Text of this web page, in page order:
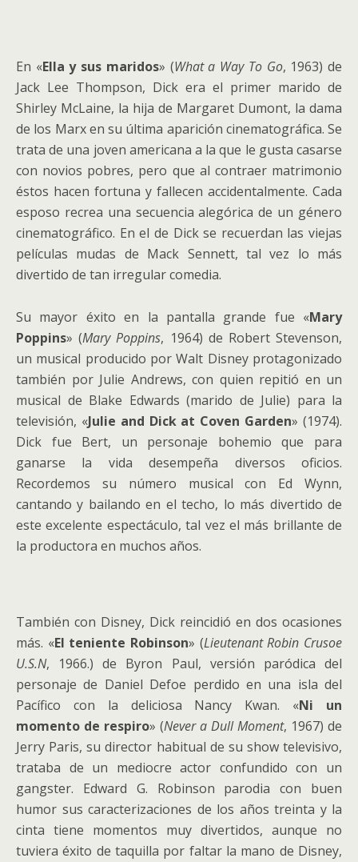
En «Ella y sus maridos» (What a Way To Go, 1963) de
Jack Lee Thompson, Dick era el primer marido de
Shirley McLaine, la hija de Margaret Dumont, la dama
de los Marx en su última aparición cinematográfica. Se
trata de una joven americana a la que le gusta casarse
con novios pobres, pero que al contraer matrimonio
éstos hacen fortuna y fallecen accidentalmente. Cada
esposo recrea una secuencia alegórica de un género
cinematográfico. En el de Dick se recuerdan las viejas
películas mudas de Mack Sennett, tal vez lo más
divertido de tan irregular comedia.
Su mayor éxito en la pantalla grande fue «Mary
Poppins» (Mary Poppins, 1964) de Robert Stevenson,
un musical producido por Walt Disney protagonizado
también por Julie Andrews, con quien repitió en un
musical de Blake Edwards (marido de Julie) para la
televisión, «Julie and Dick at Coven Garden» (1974).
Dick fue Bert, un personaje bohemio que para
ganarse la vida desempeña diversos oficios.
Recordemos su número musical con Ed Wynn,
cantando y bailando en el techo, lo más divertido de
este excelente espectáculo, tal vez el más brillante de
la productora en muchos años.
También con Disney, Dick reincidió en dos ocasiones
más. «El teniente Robinson» (Lieutenant Robin Crusoe
U.S.N, 1966.) de Byron Paul, versión paródica del
personaje de Daniel Defoe perdido en una isla del
Pacífico con la deliciosa Nancy Kwan. «Ni un
momento de respiro» (Never a Dull Moment, 1967) de
Jerry Paris, su director habitual de su show televisivo,
trataba de un mediocre actor confundido con un
gangster. Edward G. Robinson parodia con buen
humor sus caracterizaciones de los años treinta y la
cinta tiene momentos muy divertidos, aunque no
tuviera éxito de taquilla por faltar la mano de Disney,